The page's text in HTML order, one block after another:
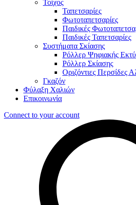
Τοίχος
Ταπετσαρίες
Φωτοταπετσαρίες
Παιδικές
Παιδικές Ταπετσαρίες
Συστήματα Σκίασης
Ρόλλερ Ψηφιακής
Ρόλλερ Σκίασης
Οριζόντιες Περσίδες
Γκαζόν
Φύλαξη Χαλιών
Επικοινωνία
Connect to your account